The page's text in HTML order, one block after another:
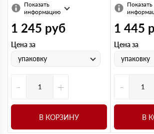
Показать
информацию
1 245 руб
Цена за
упаковку
- +
В КОРЗИНУ
Показать
1 445
Цена за
упаковку
-
В